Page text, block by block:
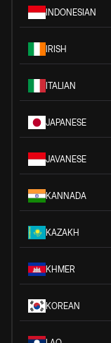
INDONESIAN
IRISH
ITALIAN
JAPANESE
JAVANESE
KANNADA
KAZAKH
KHMER
KOREAN